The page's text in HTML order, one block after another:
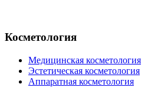
Косметология
Медицинская косметология
Эстетическая косметология
Аппаратная косметология